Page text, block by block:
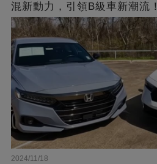
混新動力，引領B級車新潮流！
2024/11/18